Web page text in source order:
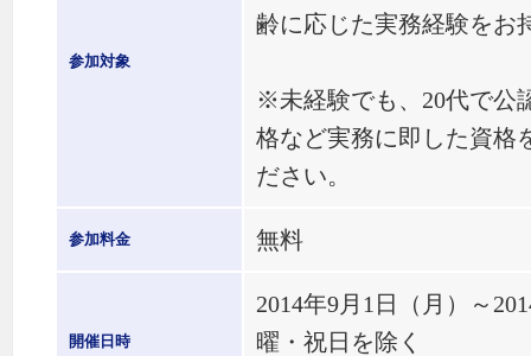
参加対象
齢に応じた実務経験をお
※未経験でも、20代で公
格など実務に即した資格
ださい。
参加料金 無料
開催日時
2014年9月1日（月）～
曜・祝日を除く